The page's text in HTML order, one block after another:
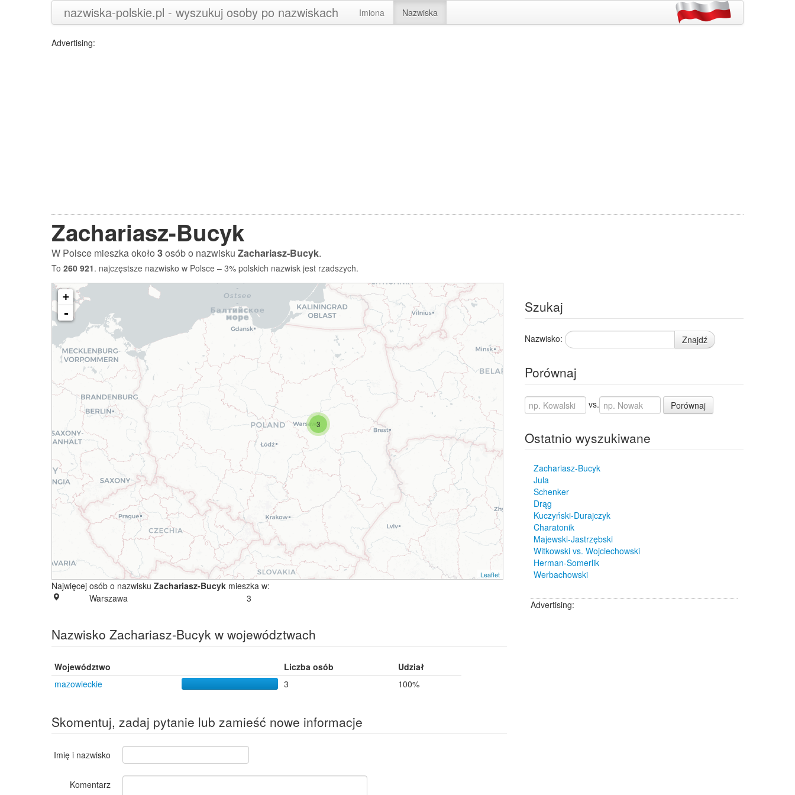
nazwiska-polskie.pl - wyszukuj osoby po nazwiskach Imiona Nazwiska
Advertising:
Zachariasz-Bucyk
W Polsce mieszka około3osób o nazwisku Zachariasz-Bucyk.
To 260 921. najczęstsze nazwisko w Polsce – 3% polskich nazwisk jest rzadszych.
3
+
-
Leaflet
Najwięcej osób o nazwisku Zachariasz-Bucyk mieszka w:
Warszawa
3
Nazwisko Zachariasz-Bucyk w województwach
Województwo Liczba osób
Udział
mazowieckie
3 100%
Skomentuj, zadaj pytanie lub zamieść nowe informacje
Imię i nazwisko
Komentarz
Szukaj
Nazwisko: Znajdź
Porównaj
vs. Porównaj
Ostatnio wyszukiwane
Zachariasz-Bucyk
Jula
Schenker
Drąg
Kuczyński-Durajczyk
Charatonik
Majewski-Jastrzębski
Witkowski vs. Wojciechowski
Herman-Somerlik
Werbachowski
Advertising: